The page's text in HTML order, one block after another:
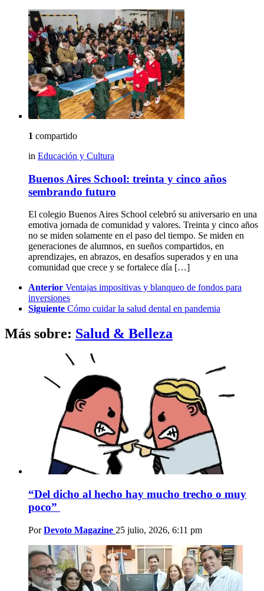
1 compartido
in Educación y Cultura
Buenos Aires School: treinta y cinco años
sembrando futuro
El colegio Buenos Aires School celebró su aniversario en una
emotiva jornada de comunidad y valores. Treinta y cinco años
no se miden solamente en el paso del tiempo. Se miden en
generaciones de alumnos, en sueños compartidos, en
aprendizajes, en abrazos, en desafíos superados y en una
comunidad que crece y se fortalece día […]
Anterior Ventajas impositivas y blanqueo de fondos para
inversiones
Siguiente Cómo cuidar la salud dental en pandemia
Más sobre: Salud & Belleza
“Del dicho al hecho hay mucho trecho o muy
poco”
Por Devoto Magazine 25 julio, 2026, 6:11 pm